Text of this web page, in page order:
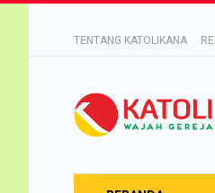
TENTANG KATOLIKANA